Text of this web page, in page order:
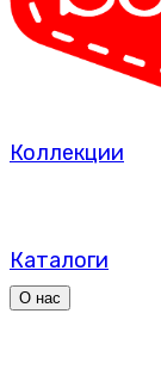
Коллекции
Каталоги
О нас